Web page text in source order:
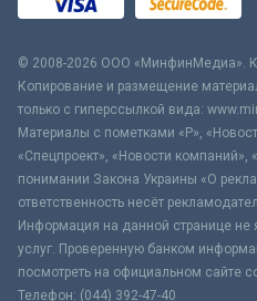
© 2008-2026 ООО «МинфинМедиа».
Копирование и размещение
только с гиперссылкой вида:
Материалы с пометками «Р»,
«Спецпроект», «Новости компаний»,
понимании Закона Украины «О
ответственность несёт
Информация на данной странице не
услуг. Проверенную банком
посмотреть на официальном сайте
Телефон: (044) 392-47-40